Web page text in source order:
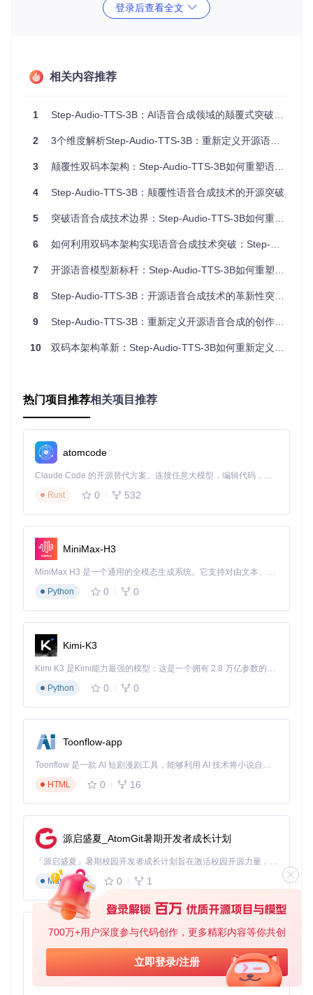
700万+用户深度参与代码创作，更多精彩内容等你共创
立即登录/注册
5Hz的语义标记（4096码本）并行工作：语言标记确保文本转
语音的内容一致性，语义标记则负责捕捉语音中的情感色彩和
语音合成双码本工作流程图
TS-3B开发了专用声码器和节奏控制机制。通过文本标记系统
和韵律，实现从正常朗读到说唱（RAP）的平滑过渡。同时，
作领域提供了全新的交互方式。这种技术突破使得语音合成不
再局限于语言传递，更扩展到音乐表达的新维度。
多情感语音生成对比示意图
轻量化部署：8G显存实现工业级性能
模型优化团队采用先进的模型压缩技术，将千亿级模型的核心
ep-Audio-TTS-3B可在仅8G显存的消费级GPU上流畅运行，
了高性能语音合成对专业硬件的依赖，为边缘设备部署和大规
备高质量语音合成能力。
游戏语音开发：动态NPC语音系统
后，开发者可通过文本动态生成NPC语音，支持实时对话和剧
情分支变化。某角色扮演游戏开发商测试显示，使用该模型
后，语音资源包体积减少80%，同时NPC交互的自然度提升明
可实现不同角色、不同情绪的语音生成，极大降低了游戏语音
制作的门槛。
智能交互终端：情感化语音助手
智能硬件制造商正利用Step-Audio-TTS-3B的多情感语音能
力，开发新一代情感交互设备。通过将情感识别系统与TTS模
交互更加自然贴心。测试数据显示，采用情感化语音的智能助
手用户满意度提升40%，用户使用时长增加35%。该模型支持
的7种基础情绪表达，能覆盖日常交互中的大多数情感需求场
景。
无障碍沟通：方言语音合成系统
能力展现出重要社会价值。其内置的方言合成模块支持粤语、
四川话等多种方言，为听力障碍人士提供了个性化的语音辅助
工具。教育机构的应用案例表明，方言语音合成系统使偏远地
持。
开发者上手指南
及以上）
软件环境：Python 3.8+，PyTorch 2.0+，ONNX Runtime
依赖安装：通过pip安装requirements.txt中指定的依赖包
快速开始步骤
克隆项目仓库：
git clone
模型权重下载： 按照README.md中的指引下载预训练模
型权重文件
登录后查看全文
相关内容推荐
1 Step-Audio-TTS-3B：AI语音合成领域的颠覆式突破，重新定义语音创作边界
2 3个维度解析Step-Audio-TTS-3B：重新定义开源语音合成技术边界
3 颠覆性双码本架构：Step-Audio-TTS-3B如何重塑语音合成技术规则
4 Step-Audio-TTS-3B：颠覆性语音合成技术的开源突破
5 突破语音合成技术边界：Step-Audio-TTS-3B如何重构人机交互体验
6 如何利用双码本架构实现语音合成技术突破：Step-Audio-TTS-3B完整实践指南
7 开源语音模型新标杆：Step-Audio-TTS-3B如何重塑语音交互体验
8 Step-Audio-TTS-3B：开源语音合成技术的革新性突破与全方位解析
9 Step-Audio-TTS-3B：重新定义开源语音合成的创作边界
10 双码本架构革新：Step-Audio-TTS-3B如何重新定义语音合成的技术边界与商业价值
热门项目推荐相关项目推荐
atomcode
Claude Code 的开源替代方案。连接任意大模型，编辑代码，运行命令，自动验证 — 全自动执行。用 Rust 构建，极致性能。 ｜ An open-source alternative to Claude Code. Connect any LLM, edit code, run commands, and verify changes — autonomously. Built in Rust for speed. Get Started
Rust
0 532
MiniMax-H3
MiniMax H3 是一个通用的全模态生成系统。它支持对由文本、图像、视频和音频组成的多模态上下文进行统一理解，并能生成分辨率高达 2K、时长可达 15 秒的带原生立体声音频的视频。得益于面向任务泛化的系统设计，H3 在预训练阶段就已具备广泛的多模态上下文理解与生成能力，能够出色地执行复杂的多模态指令。
Python
0 0
Kimi-K3
Kimi K3 是Kimi能力最强的模型：这是一个拥有 2.8 万亿参数的混合专家（MoE）模型，具备原生视觉理解能力，并支持 100 万 token 的上下文窗口。
Python
0 0
Toonflow-app
Toonflow 是一款 AI 短剧漫剧工具，能够利用 AI 技术将小说自动转化为剧本，并结合 AI 生成的图片和视频，实现高效的短剧创作。借助 Toonflow，可以轻松完成从文字到影像的全流程，让短剧制作变得更加智能与便捷。
HTML
0 16
源启盛夏_AtomGit暑期开发者成长计划
「源启盛夏」暑期校园开发者成长计划旨在激活校园开源力量，通过积分激励、认证扶持、资源倾斜等形式，引导高校组织和开发者完成「入驻 — 建项目 — 做贡献 — 获认证 — 得资源」的完整闭环。无论你是想带领社团入驻平台的组织者，还是希望用代码贡献证明自己的开发者，都能在这里找到属于你的成长路径。
Markdown
0 1
AionUi
免费、本地、开源的 24/7 全天候 Cowork 应用，以及适用于 Gemini CLI、Claude Code、Codex、OpenCode、Qwen Code、Goose CLI、Auggie 等的 OpenClaw | 🌟 喜欢就点star吧
TypeScript
0 6